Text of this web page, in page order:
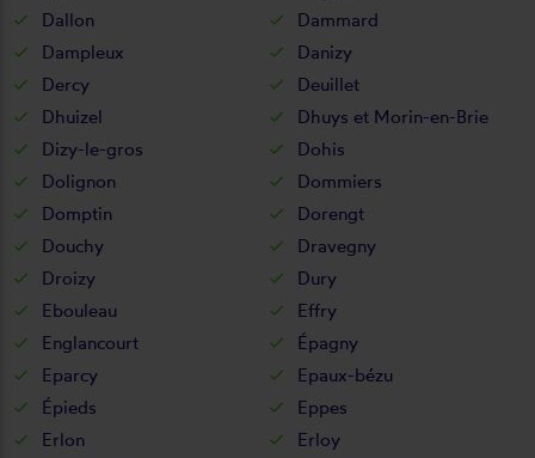
Dallon
Dammard
Dampleux
Danizy
Dercy
Deuillet
Dhuizel
Dhuys et Morin-en-Brie
Dizy-le-gros
Dohis
Dolignon
Dommiers
Domptin
Dorengt
Douchy
Dravegny
Droizy
Dury
Ebouleau
Effry
Englancourt
Épagny
Eparcy
Epaux-bézu
Épieds
Eppes
Erlon
Erloy